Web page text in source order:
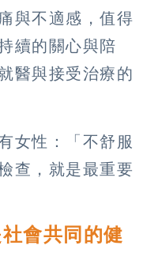
與不適感，值得
續的關心與陪
醫與接受治療的
女性：「不舒服
查，就是最重要
會共同的健